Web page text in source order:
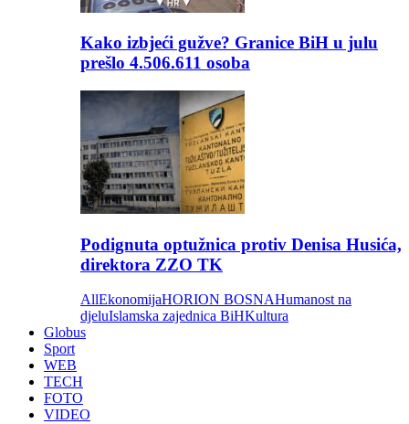
Kako izbjeći gužve? Granice BiH u julu
prešlo 4.506.611 osoba
Podignuta optužnica protiv Denisa Husića,
direktora ZZO TK
AllEkonomijaHORION BOSNAHumanost na
djeluIslamska zajednica BiHKultura
Globus
Sport
WEB
TECH
FOTO
VIDEO